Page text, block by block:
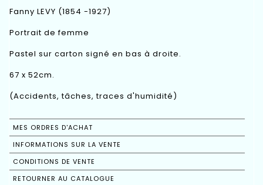
Fanny LEVY (1854 -1927)
Portrait de femme
Pastel sur carton signé en bas à droite.
67 x 52cm.
(Accidents, tâches, traces d'humidité)
MES ORDRES D'ACHAT
INFORMATIONS SUR LA VENTE
CONDITIONS DE VENTE
RETOURNER AU CATALOGUE